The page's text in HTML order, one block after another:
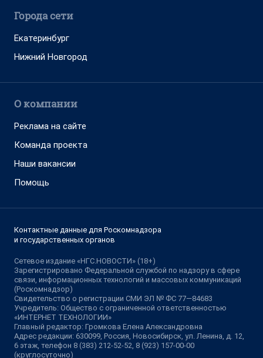
Города сети
Екатеринбург
Нижний Новгород
О компании
Реклама на сайте
Команда проекта
Наши вакансии
Помощь
Контактные данные для Роскомнадзора
и государственных органов
Сетевое издание «НГС.НОВОСТИ» (18+)
Зарегистрировано Федеральной службой по надзору в сфере
связи, информационных технологий и массовых коммуникаций
(Роскомнадзор)
Свидетельство о регистрации СМИ ЭЛ № ФС 77—84683
Учредитель: Общество с ограниченной ответственностью
«ИНТЕРНЕТ ТЕХНОЛОГИИ»
Главный редактор: Громкова Елена Александровна
Адрес редакции: 630099, Россия, Новосибирск, ул. Ленина, д. 12,
6 этаж, телефон 8 (383) 212-52-52, 8 (923) 157-00-00
(круглосуточно)